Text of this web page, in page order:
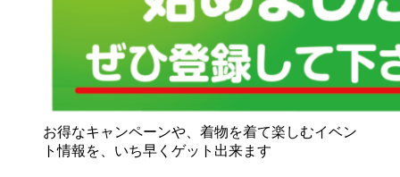
お得なキャンペーンや、着物を着て楽しむイベン
ト情報を、いち早くゲット出来ます